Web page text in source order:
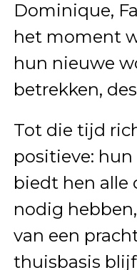
Dominique,
het moment
hun nieuwe
betrekken,
Tot die tijd
positieve:
biedt hen alle
nodig
van een
thuisbasis